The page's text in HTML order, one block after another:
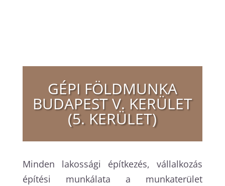
GÉPI FÖLDMUNKA
BUDAPEST V. KERÜLET
(5. KERÜLET)
Minden lakossági építkezés, vállalkozás
építési munkálata a munkaterület